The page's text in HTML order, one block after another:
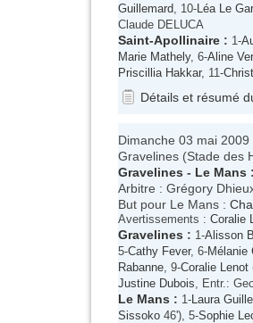
Guillemard , 10- Léa Le
Claude DELUCA
Saint-Apollinaire : 1-
Marie Mathely, 6-Aline
Priscillia Hakkar, 11-
Détails et résumé
Dimanche 03 mai
Gravelines (Stade des
Gravelines - Le Mans :
Arbitre : Grégory
But pour Le Mans :
Avertissements : Coralie
Gravelines : 1-Alisson
5-Cathy Fever, 6-Mélanie
Rabanne , 9-Coralie Lenot
Justine Dubois , Entr.:
Le Mans : 1- Laura
Sissoko 46'), 5-Sophie